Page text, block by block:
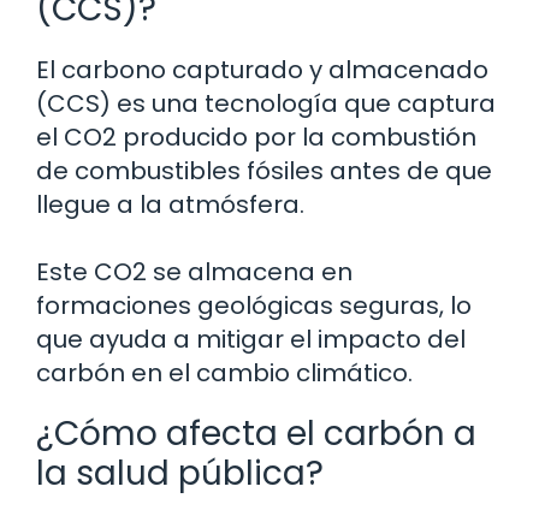
El carbono capturado y almacenado
(CCS) es una tecnología que captura
el CO2 producido por la combustión
de combustibles fósiles antes de que
llegue a la atmósfera.
Este CO2 se almacena en
formaciones geológicas seguras, lo
que ayuda a mitigar el impacto del
carbón en el cambio climático.
¿Cómo afecta el carbón a
la salud pública?